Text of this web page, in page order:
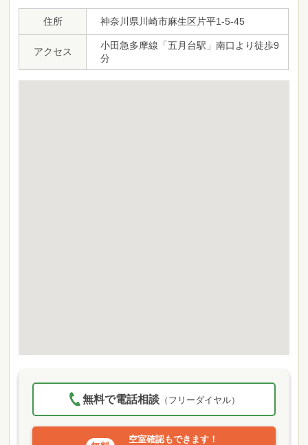
住所 神奈川県川崎市麻生区片平1-5-45
アクセス
小田急多摩線「五月台駅」南口より徒歩9
分
無料で電話相談（フリーダイヤル）
空室確認もできます！